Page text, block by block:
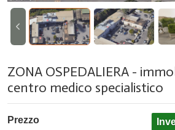
ZONA OSPEDALIERA -
centro medico specialistico
Prezzo